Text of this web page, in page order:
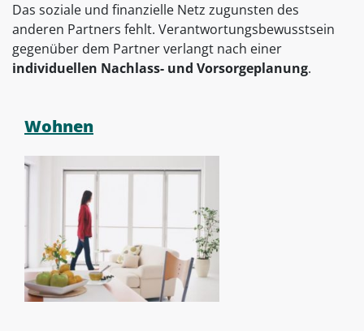
Das soziale und finanzielle Netz zugunsten des
anderen Partners fehlt. Verantwortungsbewusstsein
gegenüber dem Partner verlangt nach einer
individuellen Nachlass- und Vorsorgeplanung.
Wohnen